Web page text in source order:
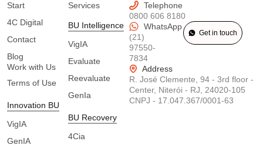
Start
4C Digital
Contact
Blog
Work with Us
Terms of Use
Innovation BU
VigIA
GenIA
BU Intelligence
VigIA
Evaluate
Reevaluate
GenIa
Services
BU Recovery
4Cia
Telephone
0800 606 8180
WhatsApp
(21)
97550-
7834
Get in touch
Address
R. José Clemente, 94 - 3rd floor -
Center, Niterói - RJ, 24020-105
CNPJ - 17.047.367/0001-63